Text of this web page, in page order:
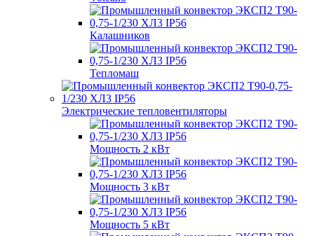
Калашников
Тепломаш
Электрические тепловентиляторы
Мощность 2 кВт
Мощность 3 кВт
Мощность 5 кВт